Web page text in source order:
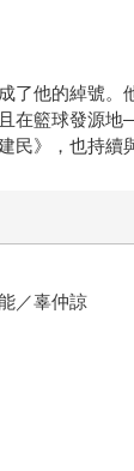
了他的綽號
在籃球發源
民》，也持續
／辜仲諒